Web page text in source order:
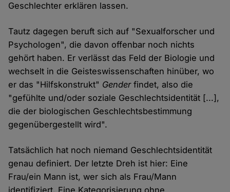
Geschlechter erklären lassen.
Tautz dagegen beruft sich auf "Sexualforscher und
Psychologen", die davon offenbar noch nichts
gehört haben. Er verlässt das Feld der Biologie und
wechselt in die Geisteswissenschaften hinüber, wo
er das "Hilfskonstrukt" Genderfindet, also die
"gefühlte und/oder soziale Geschlechtsidentität [...],
die der biologischen Geschlechtsbestimmung
gegenübergestellt wird".
Tatsächlich hat noch niemand Geschlechtsidentität
genau definiert. Der letzte Dreh ist hier: Eine
Frau/ein Mann ist, wer sich als Frau/Mann